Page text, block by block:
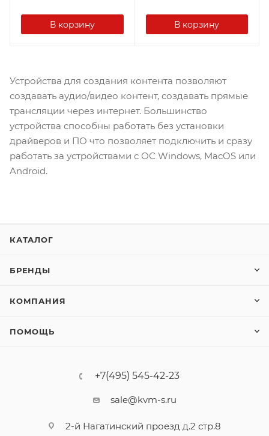
В корзину В корзину
Устройства для создания контента позволяют
создавать аудио/видео контент, создавать прямые
трансляции через интернет. Большинство
устройства способны работать без установки
драйверов и ПО что позволяет подключить и сразу
работать за устройствами с ОС Windows, MacOS или
Android.
КАТАЛОГ
БРЕНДЫ
КОМПАНИЯ
ПОМОЩЬ
+7(495) 545-42-23
sale@kvm-s.ru
2-й Нагатинский проезд д.2 стр.8